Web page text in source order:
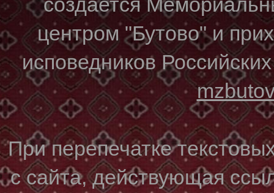
центром "Бутово" и
исповедников
При перепечатке
с сайта, действующая